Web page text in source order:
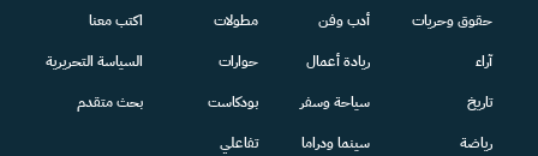
حقوق وحريات
آراء
تاريخ
رياضة
أدب وفن
ريادة أعمال
سياحة وسفر
سينما ودراما
مطولات
حوارات
بودكاست
تفاعلي
اكتب معنا
السياسة التحريرية
بحث متقدم